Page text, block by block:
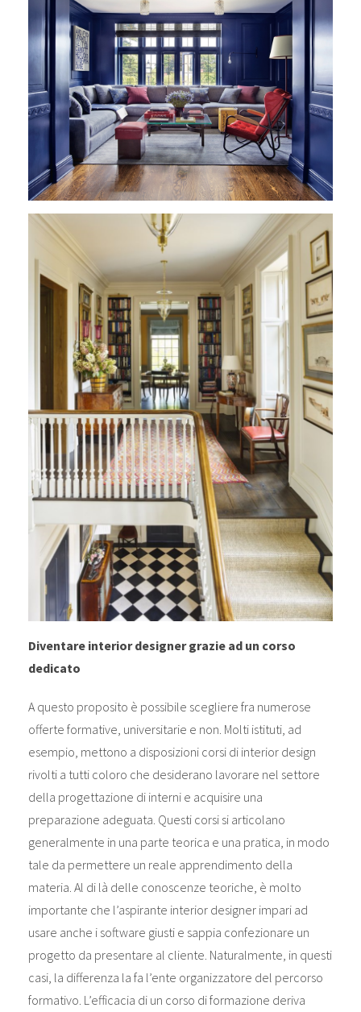
Diventare interior designer grazie ad un corso
dedicato
A questo proposito è possibile scegliere fra numerose
offerte formative, universitarie e non. Molti istituti, ad
esempio, mettono a disposizioni corsi di interior design
rivolti a tutti coloro che desiderano lavorare nel settore
della progettazione di interni e acquisire una
preparazione adeguata. Questi corsi si articolano
generalmente in una parte teorica e una pratica, in modo
tale da permettere un reale apprendimento della
materia. Al di là delle conoscenze teoriche, è molto
importante che l’aspirante interior designer impari ad
usare anche i software giusti e sappia confezionare un
progetto da presentare al cliente. Naturalmente, in questi
casi, la differenza la fa l’ente organizzatore del percorso
formativo. L’efficacia di un corso di formazione deriva